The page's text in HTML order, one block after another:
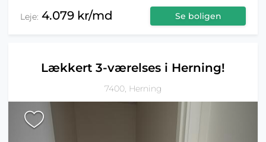
Leje: 4.079 kr/md Se boligen
Lækkert 3-værelses i Herning!
7400, Herning